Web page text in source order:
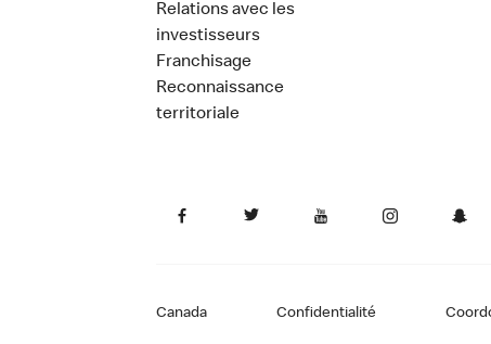
Relations avec les
investisseurs
Franchisage
Reconnaissance
territoriale
Canada Confidentialité